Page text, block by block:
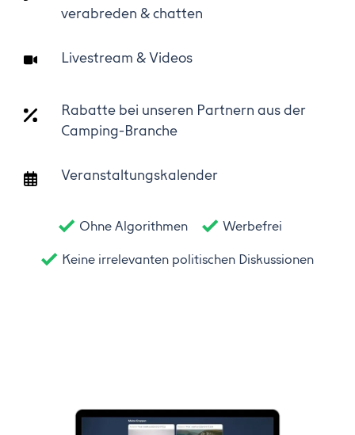
verabreden & chatten
Livestream & Videos
Rabatte bei unseren Partnern aus der
Camping-Branche
Veranstaltungskalender
Ohne Algorithmen Werbefrei
Keine irrelevanten politischen Diskussionen